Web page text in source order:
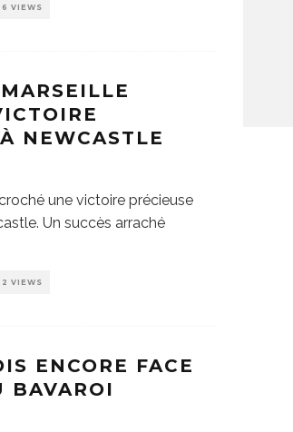
6 VIEWS
NEWCASTLE
une victoire précieuse
Un succès arraché
2 VIEWS
ENCORE FACE
BAVAROI